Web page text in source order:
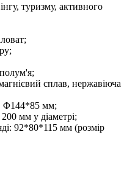
туризму, активного
сплав, нержавіюча
Φ144*85 мм;
мм у діаметрі;
92*80*115 мм (розмір